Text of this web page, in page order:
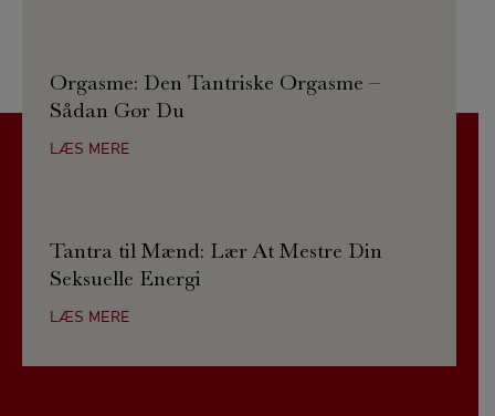
Orgasme: Den Tantriske Orgasme –
Sådan Gør Du
LÆS MERE
Tantra til Mænd: Lær At Mestre Din
Seksuelle Energi
LÆS MERE